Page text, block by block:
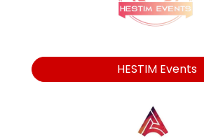
HESTIM Events